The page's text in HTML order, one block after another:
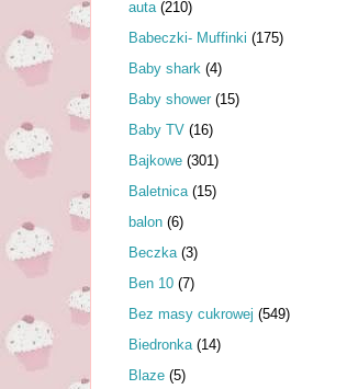
auta (210)
Babeczki- Muffinki (175)
Baby shark (4)
Baby shower (15)
Baby TV (16)
Bajkowe (301)
Baletnica (15)
balon (6)
Beczka (3)
Ben 10 (7)
Bez masy cukrowej (549)
Biedronka (14)
Blaze (5)